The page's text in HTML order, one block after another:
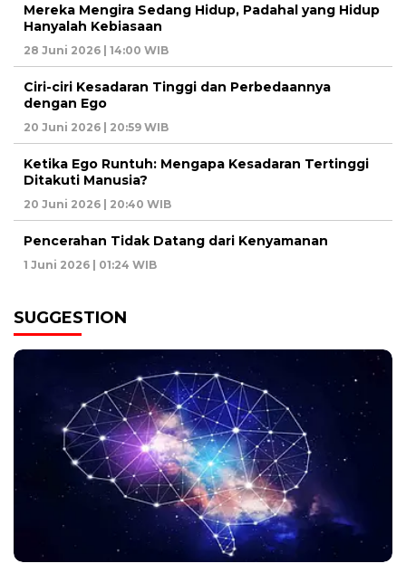
Mereka Mengira Sedang Hidup, Padahal yang Hidup
Hanyalah Kebiasaan
28 Juni 2026 | 14:00 WIB
Ciri-ciri Kesadaran Tinggi dan Perbedaannya
dengan Ego
20 Juni 2026 | 20:59 WIB
Ketika Ego Runtuh: Mengapa Kesadaran Tertinggi
Ditakuti Manusia?
20 Juni 2026 | 20:40 WIB
Pencerahan Tidak Datang dari Kenyamanan
1 Juni 2026 | 01:24 WIB
SUGGESTION